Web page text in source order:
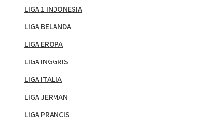
LIGA 1 INDONESIA
LIGA BELANDA
LIGA EROPA
LIGA INGGRIS
LIGA ITALIA
LIGA JERMAN
LIGA PRANCIS